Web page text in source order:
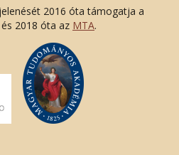
2016 óta támogatja a
és 2018 óta az MTA.